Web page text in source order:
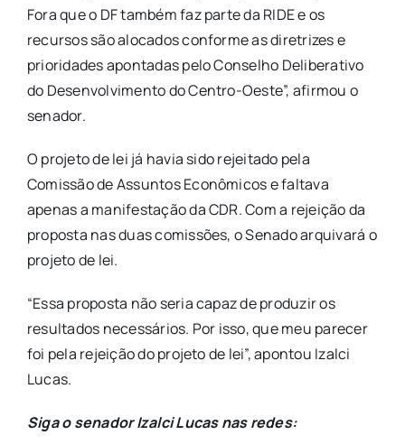
Fora que o DF também faz parte da RIDE e os
recursos são alocados conforme as diretrizes e
prioridades apontadas pelo Conselho Deliberativo
do Desenvolvimento do Centro-Oeste”, afirmou o
senador.
O projeto de lei já havia sido rejeitado pela
Comissão de Assuntos Econômicos e faltava
apenas a manifestação da CDR. Com a rejeição da
proposta nas duas comissões, o Senado arquivará o
projeto de lei.
“Essa proposta não seria capaz de produzir os
resultados necessários. Por isso, que meu parecer
foi pela rejeição do projeto de lei”, apontou Izalci
Lucas.
Siga o senador Izalci Lucas nas redes: